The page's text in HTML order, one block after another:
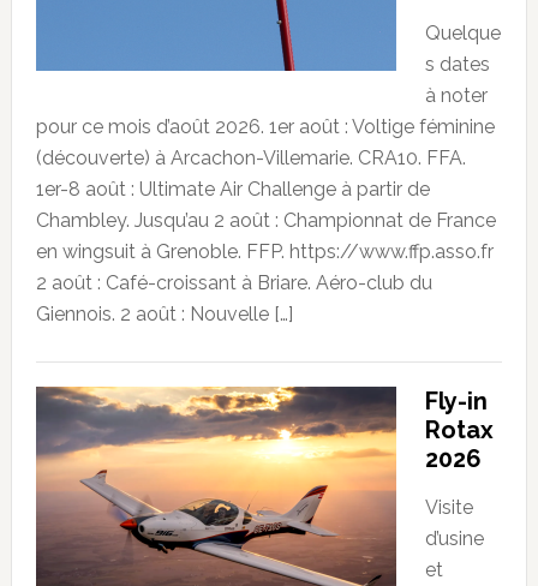
Quelque
s dates
à noter
pour ce mois d’août 2026. 1er août : Voltige féminine
(découverte) à Arcachon-Villemarie. CRA10. FFA.
1er-8 août : Ultimate Air Challenge à partir de
Chambley. Jusqu’au 2 août : Championnat de France
en wingsuit à Grenoble. FFP. https://www.ffp.asso.fr
2 août : Café-croissant à Briare. Aéro-club du
Giennois. 2 août : Nouvelle […]
Fly-in
Rotax
2026
Visite
d’usine
et